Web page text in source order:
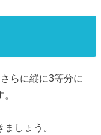
らに縦に3等分に
しょう。